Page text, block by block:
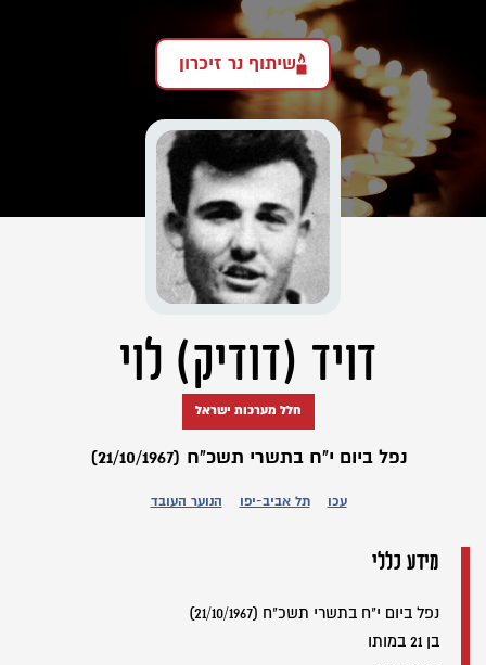
שיתוף נר זיכרון
דויד (דודיק) לוי
חלל מערכות ישראל
נפל ביום י"ח בתשרי תשכ"ח (21/10/1967)
עכו תל אביב-יפו הנוער העובד
מידע כללי
נפל ביום י"ח בתשרי תשכ"ח (21/10/1967)
בן 21 במותו